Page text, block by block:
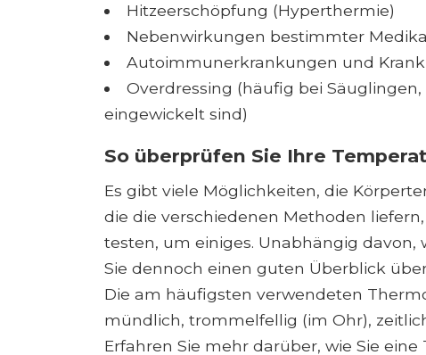
Hitzeerschöpfung (Hyperthermie)
Nebenwirkungen bestimmter
Autoimmunerkrankungen und
Overdressing (häufig bei
eingewickelt sind)
So überprüfen Sie Ihre
Es gibt viele Möglichkeiten, die
die die verschiedenen Methoden
testen, um einiges. Unabhängig
Sie dennoch einen guten Überblick
Die am häufigsten verwendeten
mündlich, trommelfellig (im Ohr),
Erfahren Sie mehr darüber, wie Sie